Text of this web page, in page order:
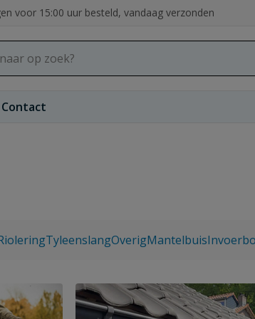
voor 15:00 uur besteld, vandaag verzonden
Contact
TyleenslangOverigMantelbuis